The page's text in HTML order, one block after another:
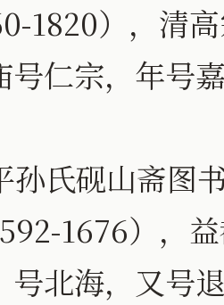
1820），清
号仁宗，年号
氏砚山斋图
1676），
号北海，又号